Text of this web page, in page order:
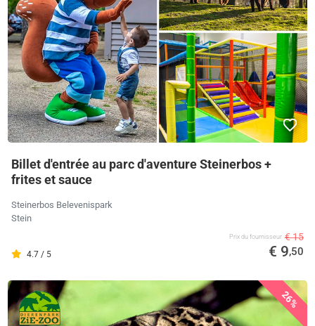
Billet d'entrée au parc d'aventure Steinerbos +
frites et sauce
Steinerbos Belevenispark
Stein
4.7 / 5
Prix ​​du fournisseur € 15
€ 9,50
26%